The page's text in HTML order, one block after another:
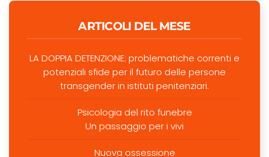
ARTICOLI DEL MESE
LA DOPPIA DETENZIONE: problematiche correnti e
potenziali sfide per il futuro delle persone
transgender in istituti penitenziari.
Psicologia del rito funebre
Un passaggio per i vivi
Nuova ossessione